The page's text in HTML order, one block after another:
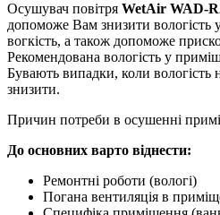
Осушувач повітря WetAir WAD-
допоможе Вам знизити вологість
вогкість, а також допоможе
Рекомендована вологість у
Бувають випадки, коли вологість
знизити.
Причин потреби в осушенні
До основних варто віднести:
Ремонтні роботи (вологі)
Погана вентиляція в